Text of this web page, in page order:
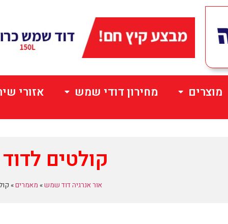
מוצרים מחירון דודי שמש אזורי
קולטים
אור אנרגיה דוד שמש» מאמרים»